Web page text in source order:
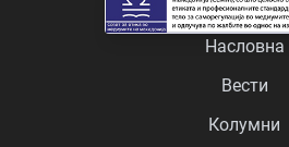
Насловна
Вести
Колумни